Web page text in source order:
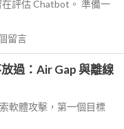
評估 Chatbot。 準備一
留言
過：Air Gap 與離線
軟體攻擊，第一個目標